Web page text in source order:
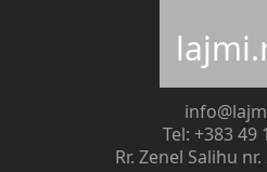
Tel: +383 49
Rr. Zenel Salihu